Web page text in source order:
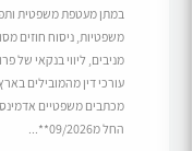
במתן מעטפת משפטית
משפטיות, ניסוח חוזים
מניבים, ליווי בנקאי של
עורכי דין מהמובילים
מכתבים משפטיים
החל מ09/2026**...